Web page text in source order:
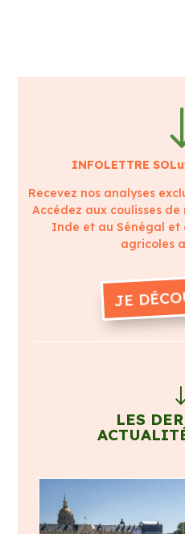
INFOLETTRE
Recevez nos analyses
Accédez aux coulisses
Inde et au Sénégal et
agricoles
JE
LES